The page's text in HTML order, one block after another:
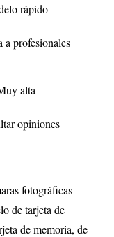
rápido
a profesionales
alta
opiniones
fotográficas
de tarjeta de
de memoria, de